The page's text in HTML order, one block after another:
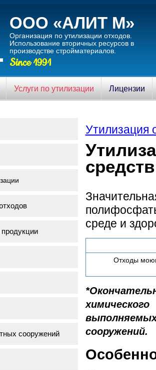
ООО «АЛИТ М»
Организация по утилизации отходов.
Использование вторичныx ресурсов в
производстве стройматериалов.
Since 1991
Услуги по утилизации Лицензии
Утилизация
средств
среде и
Отходы
сооружений.
сооружений